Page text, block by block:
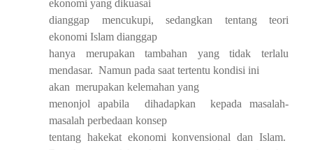
ekonomi yang dikuasai
dianggap mencukupi, sedangkan tentang teori
ekonomi Islam dianggap
hanya merupakan tambahan yang tidak terlalu
mendasar. Namun pada saat tertentu kondisi ini
akan merupakan kelemahan yang
menonjol apabila
dihadapkan
kepada masalah-
masalah perbedaan konsep
tentang hakekat ekonomi konvensional dan Islam.